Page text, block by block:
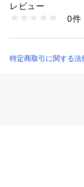
■デザイン
・シンプルで合わ
・キレイめな表
・手洗いに対応し
洗濯：手洗い 漂白×
ウェット非常に弱い
商品番号：
レビュー
0件
特定商取引に関する法